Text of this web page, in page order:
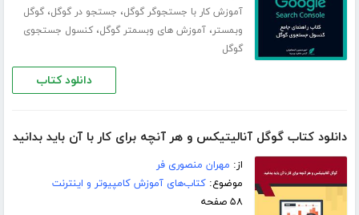
آموزش کار با جستجوگر گوگل، جستجو در گوگل،گوگل
وبمستر،آموزش های وبسمتر گوگل،کنسول جستجوی
گوگل
دانلود کتاب
دانلود کتاب گوگل آنالیتیکس و هر آنچه برای کار با آن باید بدانید
از: مهران منصوری فر
موضوع:کتاب‌های آموزش کامپیوتر و اینترنت
۵۸ صفحه